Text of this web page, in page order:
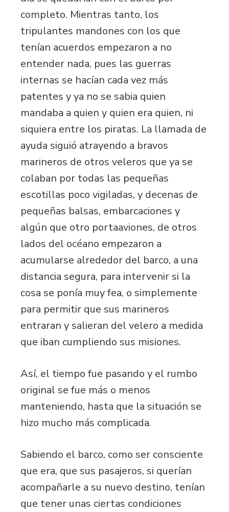
completo. Mientras tanto, los
tripulantes mandones con los que
tenían acuerdos empezaron a no
entender nada, pues las guerras
internas se hacían cada vez más
patentes y ya no se sabia quien
mandaba a quien y quien era quien, ni
siquiera entre los piratas. La llamada de
ayuda siguió atrayendo a bravos
marineros de otros veleros que ya se
colaban por todas las pequeñas
escotillas poco vigiladas, y decenas de
pequeñas balsas, embarcaciones y
algún que otro portaaviones, de otros
lados del océano empezaron a
acumularse alrededor del barco, a una
distancia segura, para intervenir si la
cosa se ponía muy fea, o simplemente
para permitir que sus marineros
entraran y salieran del velero a medida
que iban cumpliendo sus misiones.
Así, el tiempo fue pasando y el rumbo
original se fue más o menos
manteniendo, hasta que la situación se
hizo mucho más complicada.
Sabiendo el barco, como ser consciente
que era, que sus pasajeros, si querían
acompañarle a su nuevo destino, tenían
que tener unas ciertas condiciones